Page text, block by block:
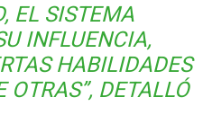
EL SISTEMA
INFLUENCIA,
HABILIDADES
OTRAS”, DETALLÓ